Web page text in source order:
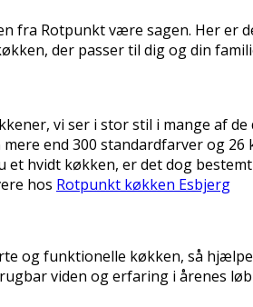
fra Rotpunkt være sagen. Her
der passer til dig og din
vi ser i stor stil i mange af
end 300 standardfarver og
hvidt køkken, er det dog
hos Rotpunkt køkken Esbjerg
og funktionelle køkken, så
viden og erfaring i årenes